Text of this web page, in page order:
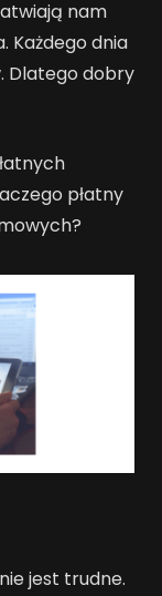
nam
Każdego dnia
Dlatego dobry
płatny
jest trudne.